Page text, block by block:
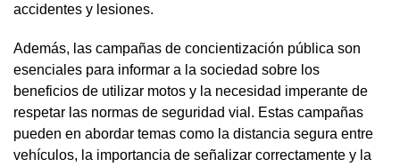
accidentes y lesiones.
Además, las campañas de concientización pública son
esenciales para informar a la sociedad sobre los
beneficios de utilizar motos y la necesidad imperante de
respetar las normas de seguridad vial. Estas campañas
pueden en abordar temas como la distancia segura entre
vehículos, la importancia de señalizar correctamente y la